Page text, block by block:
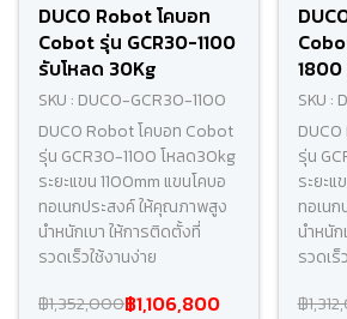
DUCO Robot โคบอท
Cobot รุ่น GCR30-1100
รับโหลด 30Kg
SKU : DUCO-GCR30-1100
DUCO Robot โคบอท Cobot
รุ่น GCR30-1100 โหลด30kg
ระยะแขน 1100mm แขนโคบอ
ทอเนกประสงค์ ให้คุณภาพสูง
นำหนักเบา ให้การติดตั้งที่
รวดเร็วใช้งานง่าย
฿1,352,000฿1,106,800
1800
SKU :
รุ่น
ระยะ
ทอเน
นำหนั
รวดเร็
฿